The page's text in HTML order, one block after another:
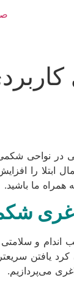
ابتلا را
همراه ما باشید.
شکم
اندام و
کرد یافتن
می‌پردازیم.